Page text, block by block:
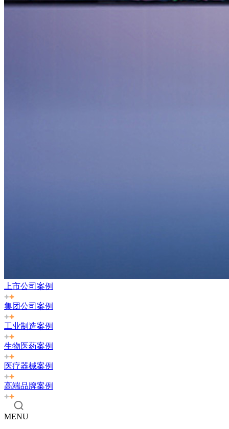
上市公司案例
集团公司案例
工业制造案例
生物医药案例
医疗器械案例
高端品牌案例
MENU